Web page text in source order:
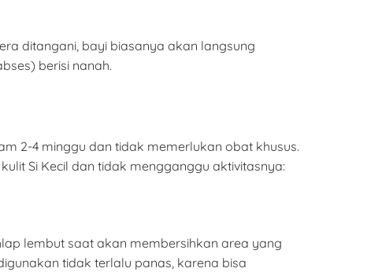
ditangani, bayi biasanya akan langsung
berisi nanah.
2-4 minggu dan tidak memerlukan obat khusus.
Si Kecil dan tidak mengganggu aktivitasnya:
lembut saat akan membersihkan area yang
tidak terlalu panas, karena bisa